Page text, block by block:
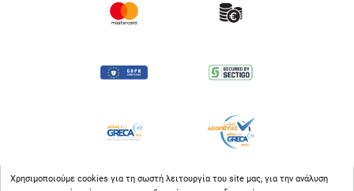
Χρησιμοποιούμε cookies για τη σωστή λειτουργία του site μας, για την ανάλυση